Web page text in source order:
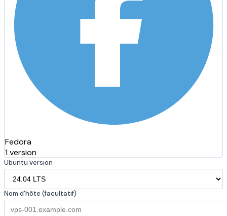
Fedora
1 version
Ubuntu version
Nom d'hôte (facultatif)